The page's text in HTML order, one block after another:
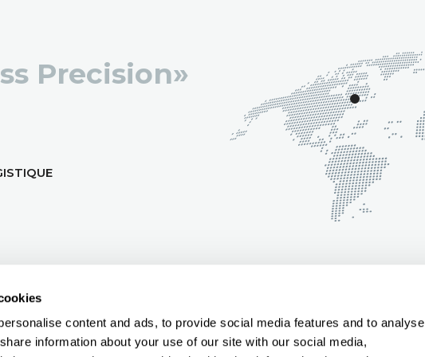
content and ads, to provide social media features and to analyse
information about your use of our site with our social media,
Precision»
POLICY | IMPRESSUM